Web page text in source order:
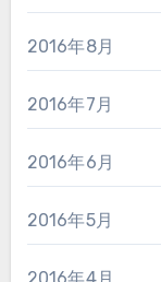
2016年8月
2016年7月
2016年6月
2016年5月
2016年4月